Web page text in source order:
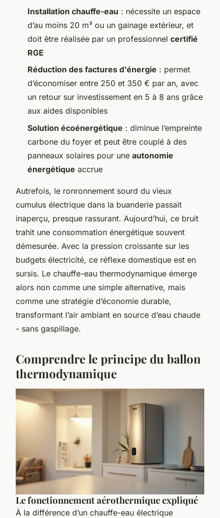
Installation chauffe-eau : nécessite un espace
d’au moins 20 m³ ou un gainage extérieur, et
doit être réalisée par un professionnel certifié
RGE
Réduction des factures d'énergie : permet
d’économiser entre 250 et 350 € par an, avec
un retour sur investissement en 5 à 8 ans grâce
aux aides disponibles
Solution écoénergétique : diminue l’empreinte
carbone du foyer et peut être couplé à des
panneaux solaires pour une autonomie
énergétique accrue
Autrefois, le ronronnement sourd du vieux
cumulus électrique dans la buanderie passait
inaperçu, presque rassurant. Aujourd’hui, ce bruit
trahit une consommation énergétique souvent
démesurée. Avec la pression croissante sur les
budgets électricité, ce réflexe domestique est en
sursis. Le chauffe-eau thermodynamique émerge
alors non comme une simple alternative, mais
comme une stratégie d’économie durable,
transformant l’air ambiant en source d’eau chaude
- sans gaspillage.
Comprendre le principe du ballon
thermodynamique
Le fonctionnement aérothermique expliqué
À la différence d’un chauffe-eau électrique